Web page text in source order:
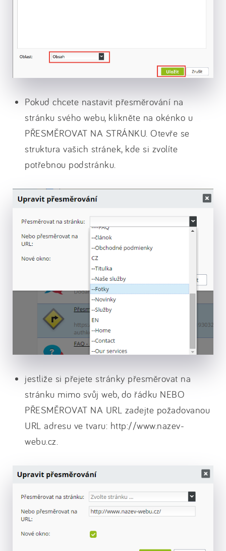
Pokud chcete nastavit přesměrování na
stránku svého webu, klikněte na okénko u
PŘESMĚROVAT NA STRÁNKU. Otevře se
struktura vašich stránek, kde si zvolíte
potřebnou podstránku.
jestliže si přejete stránky přesměrovat na
stránku mimo svůj web, do řádku NEBO
PŘESMĚROVAT NA URL zadejte požadovanou
URL adresu ve tvaru: http://www.nazev-
webu.cz.